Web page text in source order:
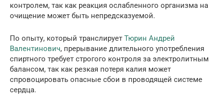
контролем, так как реакция ослабленного организма на
очищение может быть непредсказуемой.
По опыту, который транслирует Тюрин Андрей
Валентинович, прерывание длительного употребления
спиртного требует строгого контроля за электролитным
балансом, так как резкая потеря калия может
спровоцировать опасные сбои в проводящей системе
сердца.